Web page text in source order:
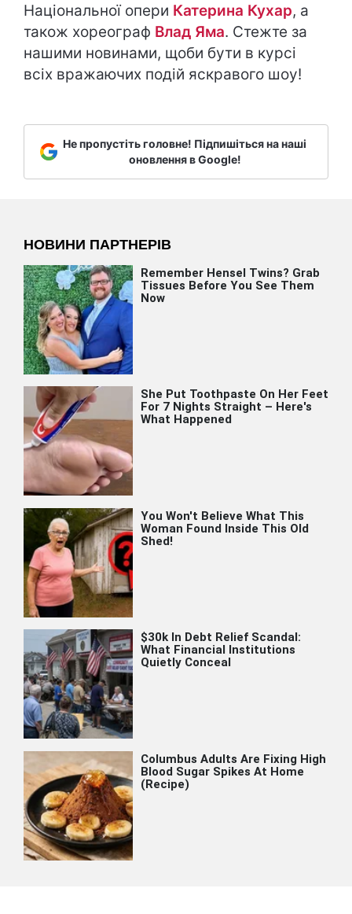
Національної опери Катерина Кухар, а
також хореограф Влад Яма. Стежте за
нашими новинами, щоби бути в курсі
всіх вражаючих подій яскравого шоу!
Не пропустіть головне! Підпишіться на наші
оновлення в Google!